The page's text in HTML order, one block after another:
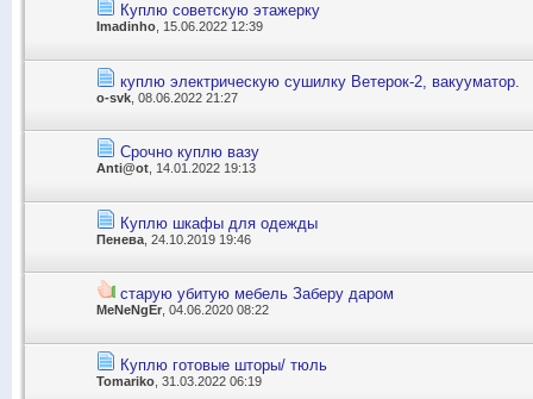
Куплю советскую этажерку
Imadinho , 15.06.2022 12:39
куплю электрическую сушилку Ветерок-2, вакууматор.
o-svk , 08.06.2022 21:27
Срочно куплю вазу
Anti@ot , 14.01.2022 19:13
Куплю шкафы для одежды
Пенева , 24.10.2019 19:46
старую убитую мебель Заберу даром
MeNeNgEr , 04.06.2020 08:22
Куплю готовые шторы/ тюль
Tomariko , 31.03.2022 06:19